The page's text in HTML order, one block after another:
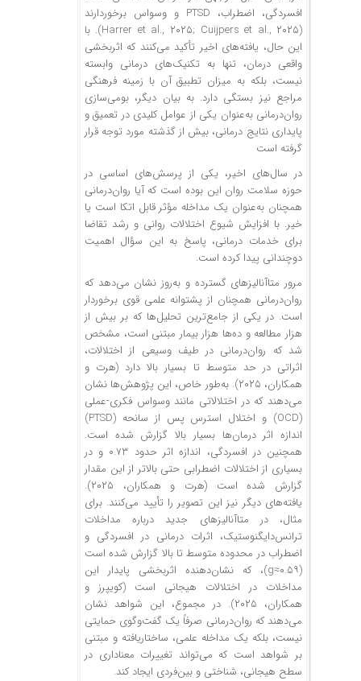
افسردگی، اضطراب، PTSD و وسواس برخوردارند
(Harrer et al., ۲۰۲۵; Cuijpers et al., ۲۰۲۵). با
این حال، یافته‌های اخیر تأکید می‌کنند که اثربخشی
واقعی درمان، تنها به تکنیک‌های درمانی وابسته
نیست، بلکه به میزان تطبیق آن با زمینه فرهنگی
مراجع نیز بستگی دارد. به بیان دیگر، بومی‌سازی
روان‌درمانی به‌عنوان یکی از عوامل کلیدی در تعمیق و
پایداری نتایج درمانی، بیش از گذشته مورد توجه قرار
گرفته است
در سال‌های اخیر، یکی از پرسش‌های اساسی در
حوزه سلامت روان این بوده است که آیا روان‌درمانی
همچنان به‌عنوان یک مداخله مؤثر قابل اتکا است یا
خیر. با افزایش شیوع اختلالات روانی و رشد تقاضا
برای خدمات درمانی، پاسخ به این سؤال اهمیت
دوچندانی پیدا کرده است.
مرور متاآنالیزهای گسترده و به‌روز نشان می‌دهد که
روان‌درمانی همچنان از پشتوانه علمی قوی برخوردار
است. در یکی از جامع‌ترین تحلیل‌ها که بر بیش از
هزار مطالعه و ده‌ها هزار بیمار مبتنی است، مشخص
شد که روان‌درمانی در طیف وسیعی از اختلالات،
اثراتی در حد متوسط تا بسیار بالا دارد (هرت و
همکاران، ۲۰۲۵). به‌طور خاص، این پژوهش‌ها نشان
می‌دهند که در اختلالاتی مانند وسواس فکری-عملی
(OCD) و اختلال استرس پس از سانحه (PTSD)
اندازه اثر درمان‌ها بسیار بالا گزارش شده است.
همچنین در افسردگی، اندازه اثر حدود ۰.۷۳ و در
بسیاری از اختلالات اضطرابی حتی بالاتر از این مقدار
گزارش شده است (هرت و همکاران، ۲۰۲۵).
یافته‌های دیگر نیز این تصویر را تأیید می‌کنند. برای
مثال، در متاآنالیزهای جدید درباره مداخلات
ترانس‌دایگنوستیک، اثرات درمانی در افسردگی و
اضطراب در محدوده متوسط تا بالا گزارش شده است
(g≈۰.۵۹)، که نشان‌دهنده اثربخشی پایدار این
مداخلات در اختلالات هیجانی است (کویپرز و
همکاران، ۲۰۲۵). در مجموع، این شواهد نشان
می‌دهند که روان‌درمانی صرفاً یک گفت‌وگوی حمایتی
نیست، بلکه یک مداخله علمی، ساختاریافته و مبتنی
بر شواهد است که می‌تواند تغییرات معناداری در
سطح هیجانی، شناختی و بین‌فردی ایجاد کند.